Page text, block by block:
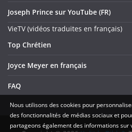
Joseph Prince sur YouTube (FR)
VieTV (vidéos traduites en français)
Top Chrétien
Joyce Meyer en français
FAQ
Nous utilisons des cookies pour
des fonctionnalités de médias sociaux et
partageons également des informations